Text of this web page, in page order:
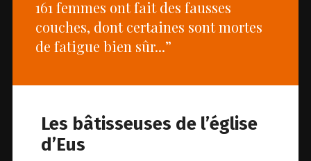
161 femmes ont fait des fausses
couches, dont certaines sont mortes
de fatigue bien sûr...”
Les bâtisseuses de l’église
d’Eus